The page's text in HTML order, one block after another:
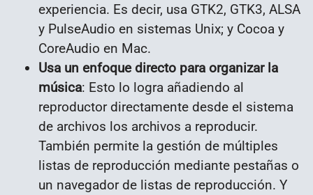
experiencia. Es decir, usa GTK2, GTK3, ALSA
y PulseAudio en sistemas Unix; y Cocoa y
CoreAudio en Mac.
Usa un enfoque directo para organizar la
música: Esto lo logra añadiendo al
reproductor directamente desde el sistema
de archivos los archivos a reproducir.
También permite la gestión de múltiples
listas de reproducción mediante pestañas o
un navegador de listas de reproducción. Y